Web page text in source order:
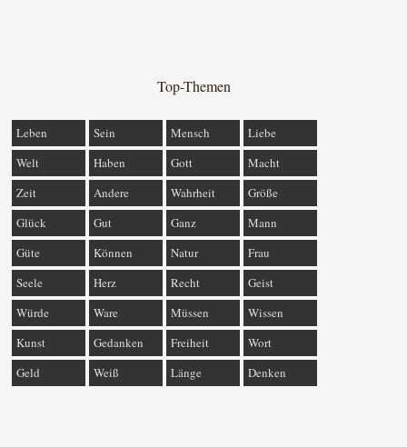
Top-Themen
Leben Sein Mensch
Liebe
Welt
Haben Gott
Macht
Zeit
Andere Wahrheit
Größe
Glück
Gut Ganz
Mann
Güte
Können Natur
Frau
Seele
Herz Recht
Geist
Würde
Ware Müssen
Wissen
Kunst
Gedanken Freiheit
Wort
Geld
Weiß Länge Denken